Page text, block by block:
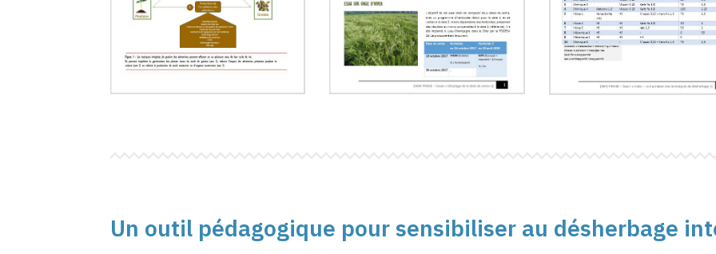
Un outil pédagogique pour sensibiliser au désherbage